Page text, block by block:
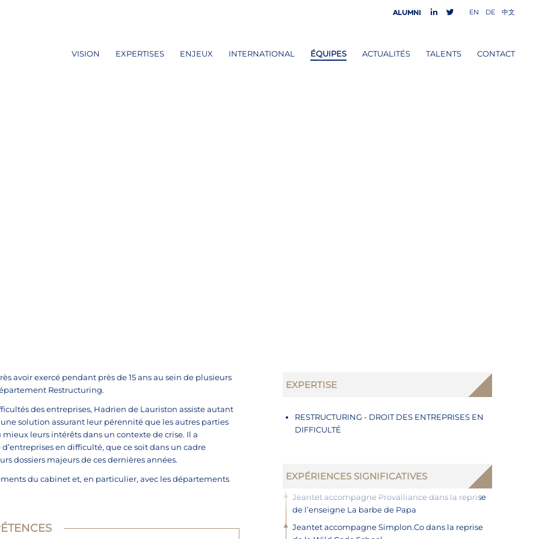
Alumni EN DE 中文
VISION EXPERTISES ENJEUX INTERNATIONAL ÉQUIPES ACTUALITÉS TALENTS CONTACT
avoir exercé pendant près de 15 ans au sein de plusieurs
Restructuring.
des entreprises, Hadrien de Lauriston assiste autant
solution assurant leur pérennité que les autres parties
leurs intérêts dans un contexte de crise. Il a
en difficulté, que ce soit dans un cadre
dossiers majeurs de ces dernières années.
du cabinet et, en particulier, avec les départements
EXPERTISE
RESTRUCTURING - DROIT DES ENTREPRISES EN
DIFFICULTÉ
EXPÉRIENCES SIGNIFICATIVES
Jeantet accompagne Provalliance dans la reprise
de l’enseigne La barbe de Papa
Jeantet accompagne Simplon.Co dans la reprise